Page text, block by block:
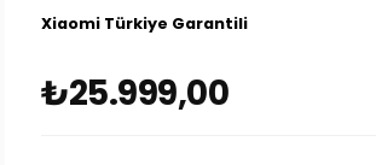
Xiaomi Türkiye Garantili
₺25.999,00